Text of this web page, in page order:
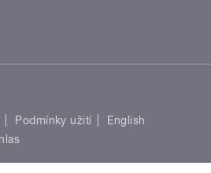
Podmínky užití
English